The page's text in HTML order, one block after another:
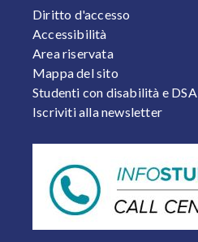
FOOTER 2
Diritto d'accesso
Accessibilità
Area riservata
Mappa del sito
Studenti con disabilità e DSA
Iscriviti alla newsletter